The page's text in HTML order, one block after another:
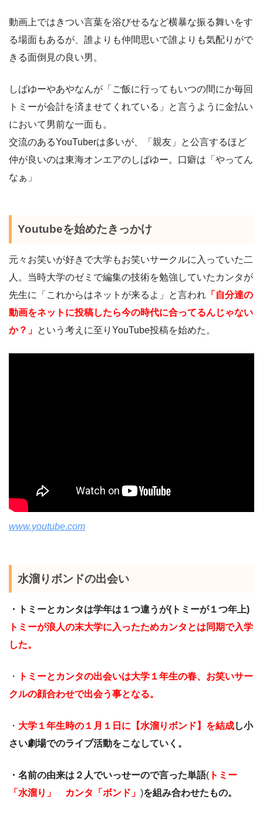
動画上ではきつい言葉を浴びせるなど横暴な振る舞いをす
る場面もあるが、誰よりも仲間思いで誰よりも気配りがで
きる面倒見の良い男。
しばゆーやあやなんが「ご飯に行ってもいつの間にか毎回
トミーが会計を済ませてくれている」と言うように金払い
において男前な一面も。
交流のあるYouTuberは多いが、「親友」と公言するほど
仲が良いのは東海オンエアのしばゆー。口癖は「やってん
なぁ」
Youtubeを始めたきっかけ
元々お笑いが好きで大学もお笑いサークルに入っていた二
人。当時大学のゼミで編集の技術を勉強していたカンタが
先生に「これからはネットが来るよ」と言われ 「自分達の
動画をネットに投稿したら今の時代に合ってるんじゃない
か？」 という考えに至りYouTube投稿を始めた。
www.youtube.com
水溜りボンドの出会い
・トミーとカンタは学年は１つ違うが(トミーが１つ年上)
トミーが浪人の末大学に入ったためカンタとは同期で入学
した。
・
トミーとカンタの出会いは大学１年生の春、お笑いサー
クルの顔合わせで出会う事となる。
・ 大学１年生時の１月１日に【水溜りボンド】を結成し小
さい劇場でのライブ活動をこなしていく。
・名前の由来は２人でいっせーので言った単語( トミー
「水溜り」 カンタ「ボンド」 )を組み合わせたもの。